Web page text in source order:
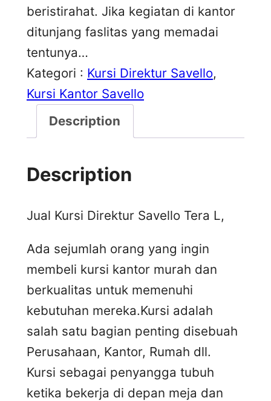
beristirahat. Jika kegiatan di kantor
ditunjang faslitas yang memadai
tentunya…
Kategori : Kursi Direktur Savello
Kursi Kantor Savello
Description
Description
Jual Kursi Direktur Savello Tera L,
Ada sejumlah orang yang ingin
membeli kursi kantor murah dan
berkualitas untuk memenuhi
kebutuhan mereka.Kursi adalah
salah satu bagian penting disebuah
Perusahaan, Kantor, Rumah dll.
Kursi sebagai penyangga tubuh
ketika bekerja di depan meja dan